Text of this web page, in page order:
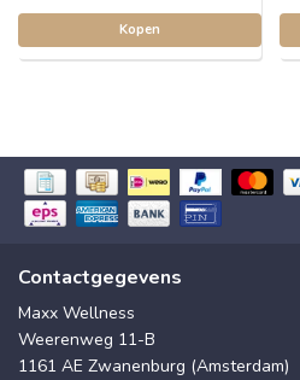
Kopen
Contactgegevens
Maxx Wellness
Weerenweg 11-B
1161 AE Zwanenburg (Amsterdam)